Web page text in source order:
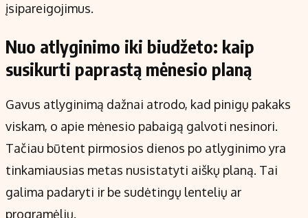
įsipareigojimus.
Nuo atlyginimo iki biudžeto: kaip
susikurti paprastą mėnesio planą
Gavus atlyginimą dažnai atrodo, kad pinigų pakaks
viskam, o apie mėnesio pabaigą galvoti nesinori.
Tačiau būtent pirmosios dienos po atlyginimo yra
tinkamiausias metas nusistatyti aiškų planą. Tai
galima padaryti ir be sudėtingų lentelių ar
programėlių.